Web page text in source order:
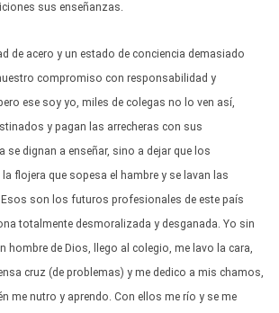
sus enseñanzas.
de acero y un estado de conciencia demasiado
compromiso con responsabilidad y
ese soy yo, miles de colegas no lo ven así,
y pagan las arrecheras con sus
se dignan a enseñar, sino a dejar que los
flojera que sopesa el hambre y se lavan las
son los futuros profesionales de este país
totalmente desmoralizada y desganada. Yo sin
hombre de Dios, llego al colegio, me lavo la cara,
cruz (de problemas) y me dedico a mis chamos,
me nutro y aprendo. Con ellos me río y se me